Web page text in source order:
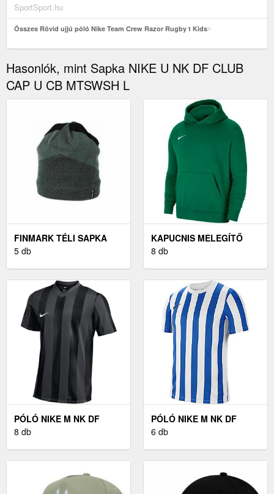
SportSport.hu
Összes Rövid ujjú póló Nike Team Crew Razor Rugby t Kids
Hasonlók, mint Sapka NIKE U NK DF CLUB
CAP U CB MTSWSH L
FINMARK TÉLI SAPKA
SÖTÉTSZÜRKE UNI -
5 db
KAPUCNIS MELEGÍTŐ
FELSŐK NIKE Y NK FLC
8 db
PÓLÓ NIKE M NK DF
STRP DVSN V JSY SS
8 db
PÓLÓ NIKE M NK DF
STRP DVSN IV JSY SS
6 db